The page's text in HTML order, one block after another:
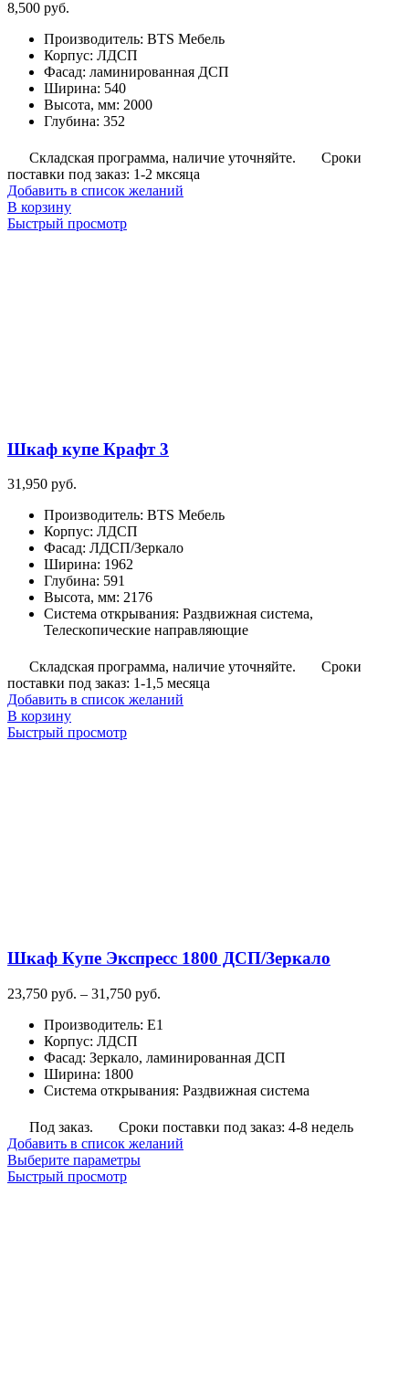
8,500 руб.
Производитель: BTS Мебель
Корпус: ЛДСП
Фасад: ламинированная ДСП
Ширина: 540
Высота, мм: 2000
Глубина: 352
Складская программа, наличие уточняйте.
Сроки
поставки под заказ: 1-2 мксяца
Добавить в список желаний
В корзину
Быстрый просмотр
Шкаф купе Крафт 3
31,950 руб.
Производитель: BTS Мебель
Корпус: ЛДСП
Фасад: ЛДСП/Зеркало
Ширина: 1962
Глубина: 591
Высота, мм: 2176
Система открывания: Раздвижная система,
Телескопические направляющие
Складская программа, наличие уточняйте.
Сроки
поставки под заказ: 1-1,5 месяца
Добавить в список желаний
В корзину
Быстрый просмотр
Шкаф Купе Экспресс 1800 ДСП/Зеркало
23,750 руб. – 31,750 руб.
23,750
–
руб.
Производитель: E1
Корпус: ЛДСП
Фасад: Зеркало, ламинированная ДСП
Ширина: 1800
Система открывания: Раздвижная система
Под заказ.
Сроки поставки под заказ: 4-8 недель
Добавить в список желаний
Выберите параметрыЭтот
Быстрый просмотр